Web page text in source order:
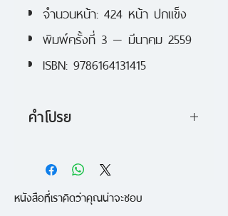
จำนวนหน้า: 424 หน้า ปกแข็ง
พิมพ์ครั้งที่ 3 — มีนาคม 2559
ISBN: 9786164131415
คำโปรย
ฮวนผลงานอันลุ่มลึกแห่งการเดิน
ทางแสวงหาและประสบการณ์ทางจิต
หนังสือที่เราคิดว่าคุณน่าจะชอบ